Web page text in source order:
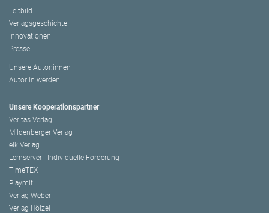
Leitbild
Verlagsgeschichte
Innovationen
Presse
Unsere Autor:innen
Autor:in werden
Unsere Kooperationspartner
Veritas Verlag
Mildenberger Verlag
elk Verlag
Lernserver - Individuelle Förderung
TimeTEX
Playmit
Verlag Weber
Verlag Hölzel